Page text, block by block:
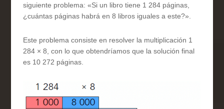
siguiente problema: «Si un libro tiene 1 284 páginas,
¿cuántas páginas habrá en 8 libros iguales a este?».
Este problema consiste en resolver la multiplicación 1
284 × 8, con lo que obtendríamos que la solución final
es 10 272 páginas.